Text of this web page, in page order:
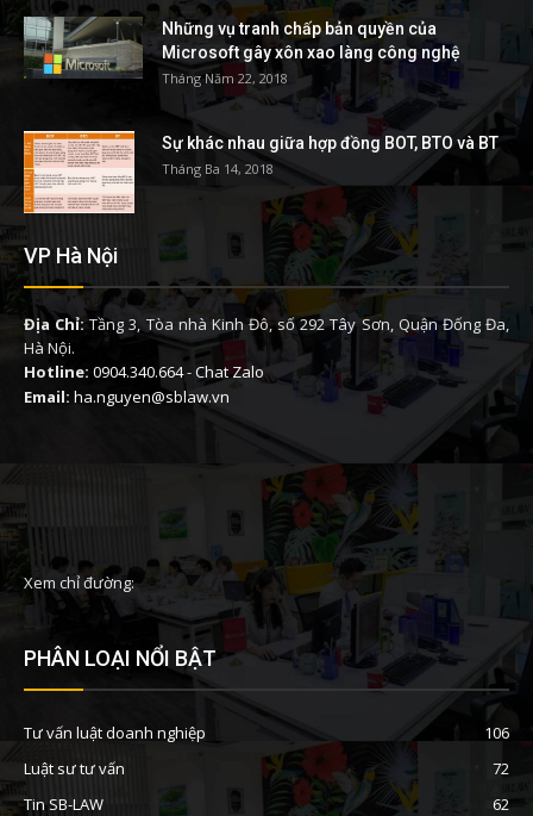
Những vụ tranh chấp bản quyền của
Microsoft gây xôn xao làng công nghệ
Tháng Năm 22, 2018
Sự khác nhau giữa hợp đồng BOT, BTO và BT
Tháng Ba 14, 2018
VP Hà Nội
Địa Chỉ: Tầng 3, Tòa nhà Kinh Đô, số 292 Tây Sơn, Quận Đống Đa,
Hà Nội.
Hotline: 0904.340.664-Chat Zalo
Email: ha.nguyen@sblaw.vn
Xem chỉ đường:
PHÂN LOẠI NỔI BẬT
Tư vấn luật doanh nghiệp
106
Luật sư tư vấn
72
Tin SB-LAW
62